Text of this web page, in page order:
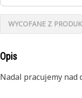
WYCOFANE Z
Opis
Nadal pracujemy nad